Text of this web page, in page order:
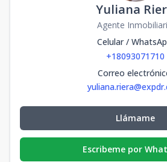
Yuliana
Agente
Celular /
+18093071710
Correo
Llámame
Escribeme por